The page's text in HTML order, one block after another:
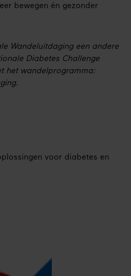
bewegen én gezonder
Wandeluitdaging een andere
Diabetes Challenge
het wandelprogramma:
voor diabetes en